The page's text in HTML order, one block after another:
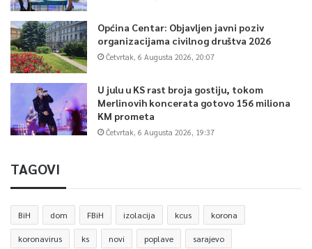
Općina Centar: Objavljen javni poziv
organizacijama civilnog društva 2026
Četvrtak, 6 Augusta 2026, 20:07
U julu u KS rast broja gostiju, tokom
Merlinovih koncerata gotovo 156 miliona
KM prometa
Četvrtak, 6 Augusta 2026, 19:37
TAGOVI
BiH dom FBiH izolacija kcus korona
koronavirus ks novi poplave sarajevo